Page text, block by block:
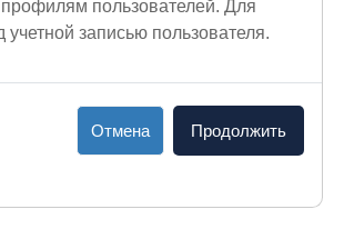
пользователей. Для
записью пользователя.
Отмена Продолжить